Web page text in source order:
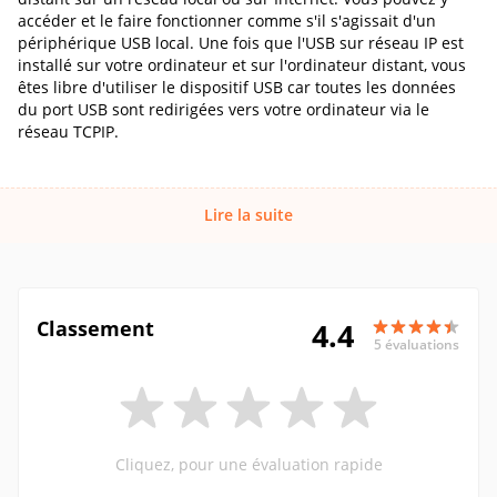
accéder et le faire fonctionner comme s'il s'agissait d'un
périphérique USB local. Une fois que l'USB sur réseau IP est
installé sur votre ordinateur et sur l'ordinateur distant, vous
êtes libre d'utiliser le dispositif USB car toutes les données
du port USB sont redirigées vers votre ordinateur via le
réseau TCPIP.
Lire la suite
Classement 4.4 5 évaluations
Cliquez, pour une évaluation rapide